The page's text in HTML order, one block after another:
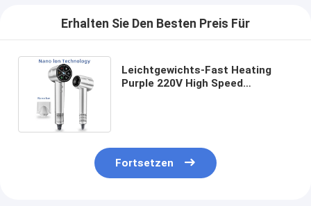
Erhalten Sie Den Besten Preis Für
Leichtgewichts-Fast Heating
Purple 220V High Speed
Fortsetzen